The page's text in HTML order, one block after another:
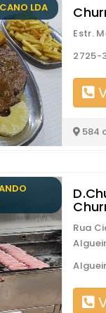
LDA
Estr.
2725-
584
Rua